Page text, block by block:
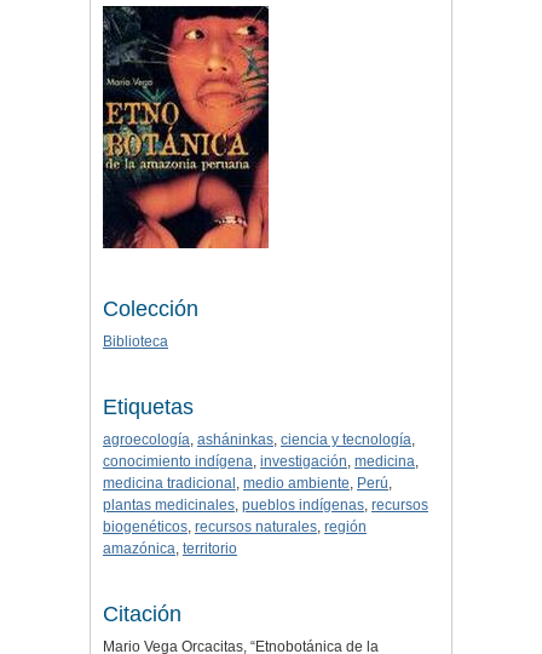
Colección
Biblioteca
Etiquetas
agroecología, asháninkas, ciencia y tecnología,
conocimiento indígena, investigación, medicina,
medicina tradicional , medio ambiente, Perú,
plantas medicinales, pueblos indígenas, recursos
biogenéticos, recursos naturales, región
amazónica, territorio
Citación
Mario Vega Orcacitas, “Etnobotánica de la